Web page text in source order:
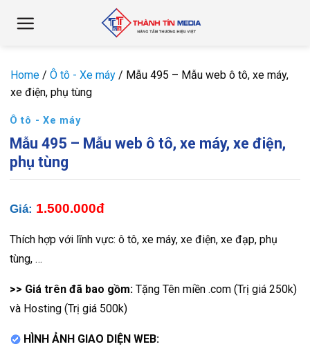
đến
Home / Ô tô - Xe máy / Mẫu 495 – Mẫu web ô tô, xe máy,
xe điện, phụ tùng
Ô tô - Xe máy
Mẫu 495 – Mẫu web ô tô, xe máy, xe điện,
phụ tùng
Giá: 1.500.000đ
Thích hợp với lĩnh vực: ô tô, xe máy, xe điện, xe đạp, phụ
tùng, …
>> Giá trên đã bao gồm: Tặng Tên miền .com (Trị giá 250k)
và Hosting (Trị giá 500k)
HÌNH ẢNH GIAO DIỆN WEB: